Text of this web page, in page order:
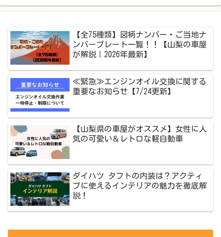
【全75種類】図柄ナンバー・ご当地ナ
ンバープレート一覧！！【山梨の車屋
が解説｜2026年最新】
≪緊急≫エンジンオイル交換に関する
重要なお知らせ【7/24更新】
【山梨県の車屋がオススメ】女性に人
気の可愛い＆レトロな軽自動車
ダイハツ タフトの内装は？アクティ
ブに使えるインテリアの魅力を徹底解
説！